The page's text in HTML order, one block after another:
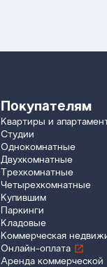
Покупателям
Квартиры и
Студии
Однокомнатные
Двухкомнатные
Трехкомнатные
Четырехкомнатные
Купившим
Паркинги
Кладовые
Коммерческая
Онлайн-оплата
Аренда коммерческой